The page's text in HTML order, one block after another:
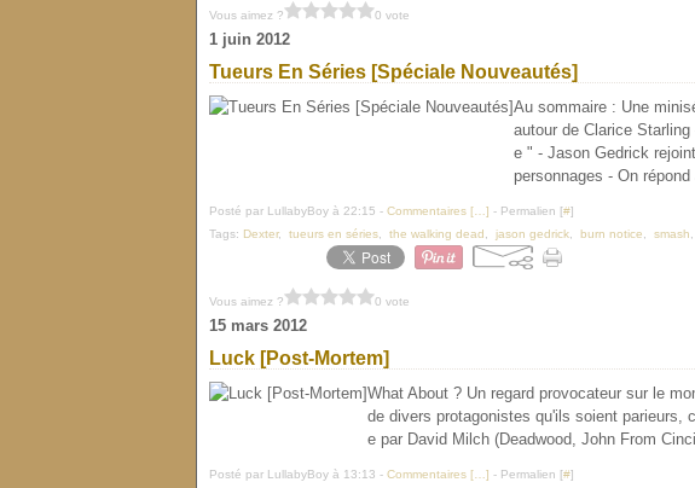
Vous aimez ? 0 vote
1 juin 2012
Tueurs En Séries [Spéciale Nouveautés]
Au sommaire : Une
autour de Clarice
e " - Jason Gedrick
personnages - On
Posté par LullabyBoy à 22:15 - Commentaires [ ] - Permalien [#]
Tags: Dexter, tueurs en séries the walking dead jason gedrick burn notice smash
Vous aimez ? 0 vote
15 mars 2012
Luck [Post-Mortem]
What About ? Un regard provocateur sur le
de divers protagonistes qu'ils soient parieurs,
e par David Milch (Deadwood, John From
Posté par LullabyBoy à 13:13 - Commentaires [ ] - Permalien [#]